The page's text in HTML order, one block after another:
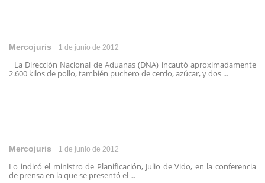
Mercojuris 1 de junio de 2012
La Dirección Nacional de Aduanas (DNA) incautó aproximadamente
2.600 kilos de pollo, también puchero de cerdo, azúcar, y dos ...
Mercojuris 1 de junio de 2012
Lo indicó el ministro de Planificación, Julio de Vido, en la conferencia
de prensa en la que se presentó el ...